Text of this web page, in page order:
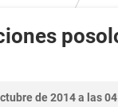
de 2014 a las